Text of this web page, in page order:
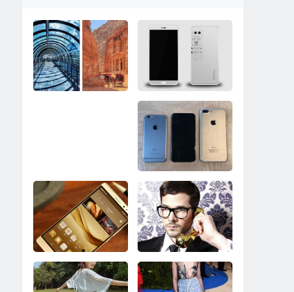
还有10天！魅族PRO
7邀请函曝光：主打双
屏
Surface Pro推送固件
修复关机BUG：依然
没彻底解决
iPhone 8想要真正的
成功到底有多难？